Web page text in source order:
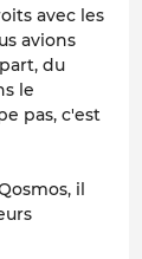
avec les
avions
du
le
pas, c'est
il